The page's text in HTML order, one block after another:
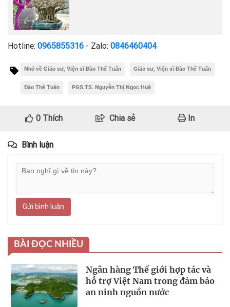
Hotline: 0965855316 - Zalo: 0846460404
Nhớ về Giáo sư, Viện sĩ Đào Thế Tuấn Giáo sư, Viện sĩ Đào Thế Tuấn
Đào Thế Tuấn PGS.TS. Nguyễn Thị Ngọc Huệ
0Thích Chia sẻ In
Bình luận
Gửi bình luận
BÀI ĐỌC NHIỀU
Ngân hàng Thế giới hợp tác và
hỗ trợ Việt Nam trong đảm bảo
an ninh nguồn nước